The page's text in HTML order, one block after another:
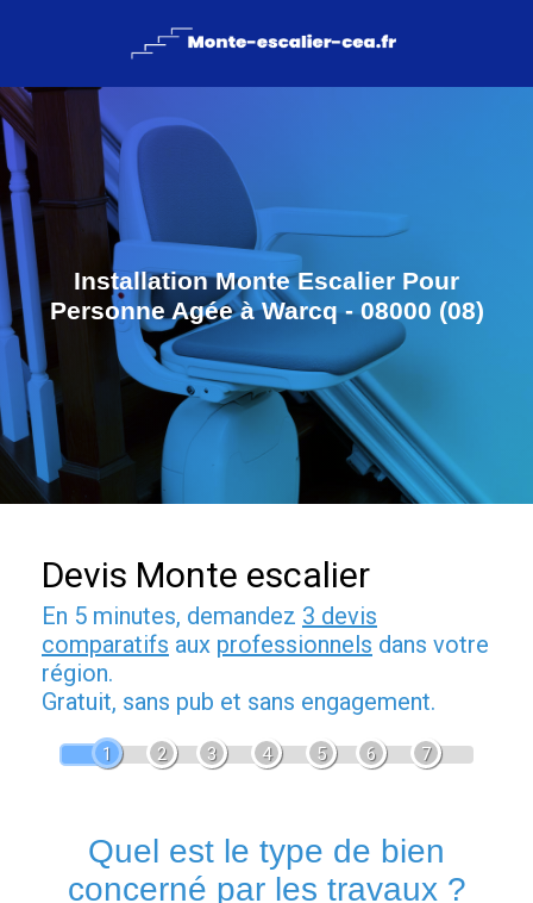
Installation Monte Escalier Pour
Personne Agée à Warcq - 08000 (08)
Devis Monte escalier
En 5 minutes, demandez 3 devis
comparatifs aux professionnels dans votre
région.
Gratuit, sans pub et sans engagement.
1 2 3 4 5 6 7
Quel est le type de bien
concerné par les travaux ?